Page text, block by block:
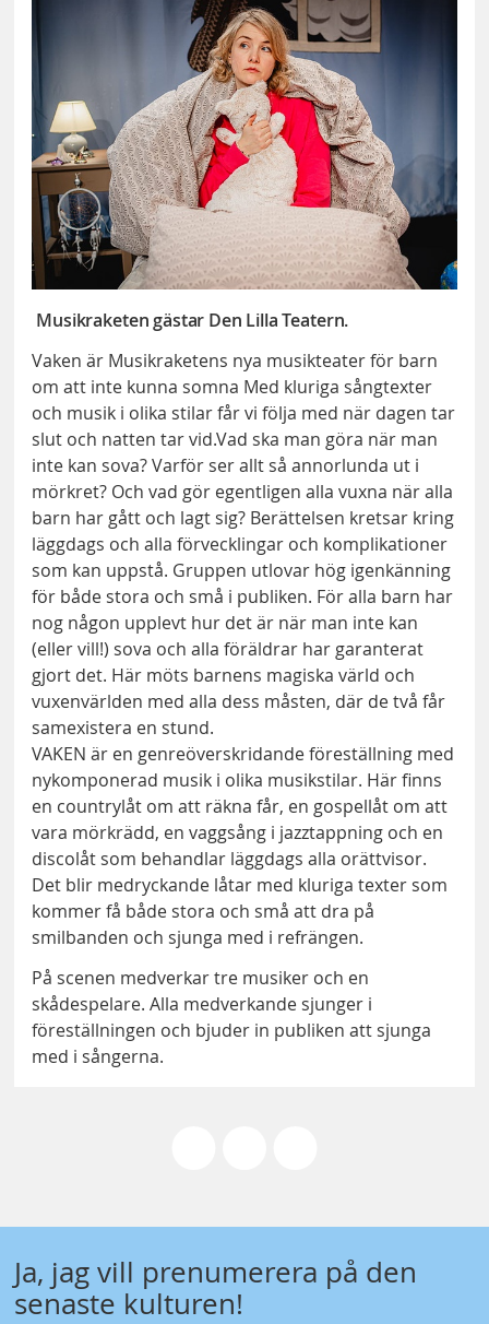
Musikraketen gästar Den Lilla Teatern.
Vaken är Musikraketens nya musikteater för barn
om att inte kunna somna Med kluriga sångtexter
och musik i olika stilar får vi följa med när dagen tar
slut och natten tar vid.Vad ska man göra när man
inte kan sova? Varför ser allt så annorlunda ut i
mörkret? Och vad gör egentligen alla vuxna när alla
barn har gått och lagt sig? Berättelsen kretsar kring
läggdags och alla förvecklingar och komplikationer
som kan uppstå. Gruppen utlovar hög igenkänning
för både stora och små i publiken. För alla barn har
nog någon upplevt hur det är när man inte kan
(eller vill!) sova och alla föräldrar har garanterat
gjort det. Här möts barnens magiska värld och
vuxenvärlden med alla dess måsten, där de två får
samexistera en stund.
VAKEN är en genreöverskridande föreställning med
nykomponerad musik i olika musikstilar. Här ﬁnns
en countrylåt om att räkna får, en gospellåt om att
vara mörkrädd, en vaggsång i jazztappning och en
discolåt som behandlar läggdags alla orättvisor.
Det blir medryckande låtar med kluriga texter som
kommer få både stora och små att dra på
smilbanden och sjunga med i refrängen.
På scenen medverkar tre musiker och en
skådespelare. Alla medverkande sjunger i
föreställningen och bjuder in publiken att sjunga
med i sångerna.
Ja, jag vill prenumerera på den
senaste kulturen!